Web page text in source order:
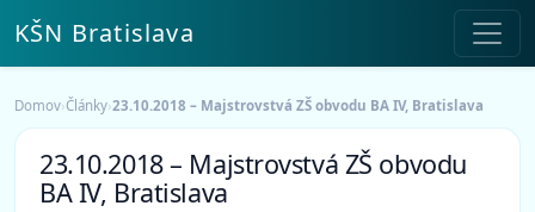
KŠN Bratislava
Domov›Články›23.10.2018 – Majstrovstvá ZŠ obvodu BA IV, Bratislava
23.10.2018 – Majstrovstvá ZŠ obvodu
BA IV, Bratislava